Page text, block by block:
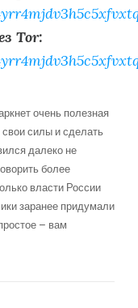
Tor:
очень полезная
силы и сделать
далеко не
более
власти России
заранее придумали
– вам